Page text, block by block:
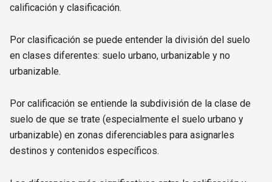
calificación y clasificación.
Por clasificación se puede entender la división del suelo
en clases diferentes: suelo urbano, urbanizable y no
urbanizable.
Por calificación se entiende la subdivisión de la clase de
suelo de que se trate (especialmente el suelo urbano y
urbanizable) en zonas diferenciables para asignarles
destinos y contenidos específicos.